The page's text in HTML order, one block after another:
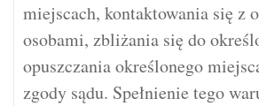
miejscach, kontaktowania się z
osobami, zbliżania się do
opuszczania określonego
zgody sądu. Spełnienie tego